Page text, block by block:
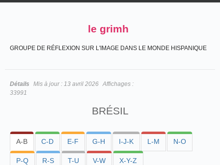
le grimh
GROUPE DE RÉFLEXION SUR L'IMAGE DANS LE MONDE HISPANIQUE
Détails Mis à jour : 13 avril 2026 Affichages :
33991
BRÉSIL
A-B C-D E-F G-H I-J-K L-M N-O
P-Q R-S T-U V-W X-Y-Z